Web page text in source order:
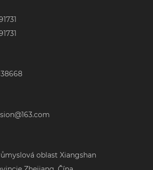
oblast Xiangshan